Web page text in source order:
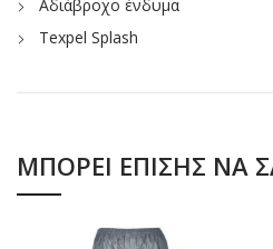
Αδιάβροχο ένδυμα
Texpel Splash
ΜΠΟΡΕΊ ΕΠΊΣΗΣ ΝΑ